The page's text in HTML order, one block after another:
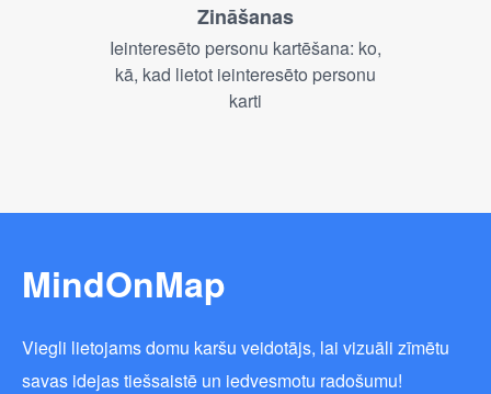
Zināšanas
Ieinteresēto personu kartēšana: ko,
kā, kad lietot ieinteresēto personu
karti
MindOnMap
Viegli lietojams domu karšu veidotājs, lai vizuāli zīmētu
savas idejas tiešsaistē un iedvesmotu radošumu!